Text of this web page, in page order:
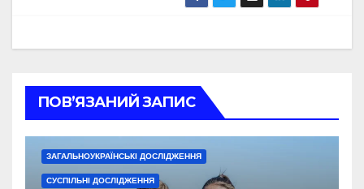
ПОВ’ЯЗАНИЙ ЗАПИС
ЗАГАЛЬНОУКРАЇНСЬКІ ДОСЛІДЖЕННЯ
СУСПІЛЬНІ ДОСЛІДЖЕННЯ